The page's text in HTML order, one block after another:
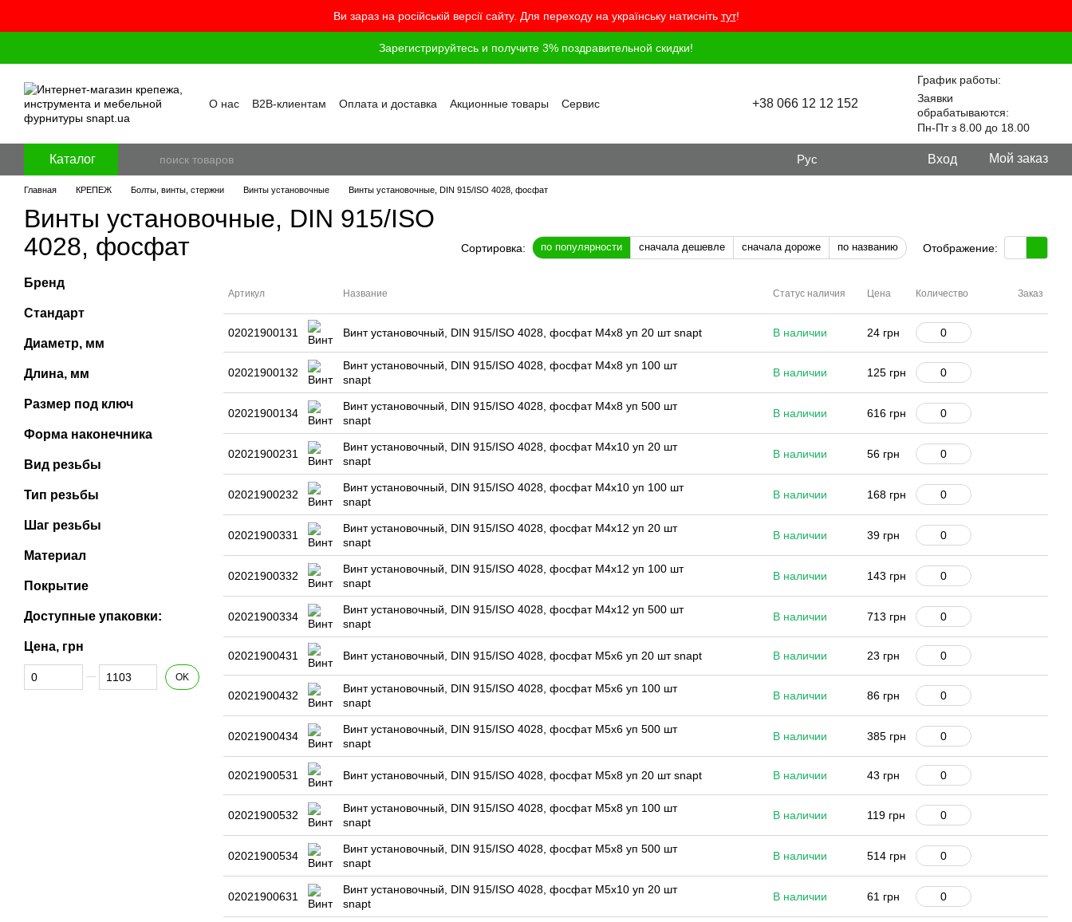
Ви зараз на російській версії сайту. Для переходу на українську натисніть тут!
Зарегистрируйтесь и получите 3% поздравительной скидки!
О нас B2B-клиентам Оплата и доставка Акционные товары
Сервис
+38 066 12 12 152
График работы:
Заявки
обрабатываются:
Пн-Пт з 8.00 до 18.00
Каталог Рус Вход Мой заказ
Главная КРЕПЕЖ Болты, винты, стержни Винты установочные Винты установочные, DIN 915/ISO 4028, фосфат
Винты установочные, DIN 915/ISO
4028, фосфат
Сортировка: по популярности сначала дешевле сначала дороже по названию Отображение:
Артикул Название Статус наличия Цена Количество Заказ
02021900131 Винт установочный, DIN 915/ISO 4028, фосфат M4x8 уп 20 шт snapt В наличии 24 грн
02021900132
Винт установочный, DIN 915/ISO 4028, фосфат M4x8 уп 100 шт
snapt
В наличии 125 грн
02021900134
Винт установочный, DIN 915/ISO 4028, фосфат M4x8 уп 500 шт
snapt
В наличии 616 грн
02021900231
Винт установочный, DIN 915/ISO 4028, фосфат M4x10 уп 20 шт
snapt
В наличии 56 грн
02021900232
Винт установочный, DIN 915/ISO 4028, фосфат M4x10 уп 100 шт
snapt
В наличии 168 грн
02021900331
Винт установочный, DIN 915/ISO 4028, фосфат M4x12 уп 20 шт
snapt
В наличии 39 грн
02021900332
Винт установочный, DIN 915/ISO 4028, фосфат M4x12 уп 100 шт
snapt
В наличии 143 грн
02021900334
Винт установочный, DIN 915/ISO 4028, фосфат M4x12 уп 500 шт
snapt
В наличии 713 грн
02021900431 Винт установочный, DIN 915/ISO 4028, фосфат M5x6 уп 20 шт snapt В наличии 23 грн
02021900432
Винт установочный, DIN 915/ISO 4028, фосфат M5x6 уп 100 шт
snapt
В наличии 86 грн
02021900434
Винт установочный, DIN 915/ISO 4028, фосфат M5x6 уп 500 шт
snapt
В наличии 385 грн
02021900531 Винт установочный, DIN 915/ISO 4028, фосфат M5x8 уп 20 шт snapt В наличии 43 грн
02021900532
Винт установочный, DIN 915/ISO 4028, фосфат M5x8 уп 100 шт
snapt
В наличии 119 грн
02021900534
Винт установочный, DIN 915/ISO 4028, фосфат M5x8 уп 500 шт
snapt
В наличии 514 грн
02021900631
Винт установочный, DIN 915/ISO 4028, фосфат M5x10 уп 20 шт
snapt
В наличии 61 грн
Бренд
Стандарт
Диаметр, мм
Длина, мм
Размер под ключ
Форма наконечника
Вид резьбы
Тип резьбы
Шаг резьбы
Материал
Покрытие
Доступные упаковки:
Цена, грн
От Цена, грн
До Цена, грн OK